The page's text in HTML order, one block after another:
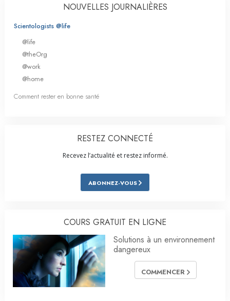
NOUVELLES JOURNALIÈRES
Scientologists @life
@life
@theOrg
@work
@home
Comment rester en bonne santé
RESTEZ CONNECTÉ
Recevez l’actualité et restez informé.
ABONNEZ-VOUS
COURS GRATUIT EN LIGNE
Solutions à un environnement
dangereux
COMMENCER